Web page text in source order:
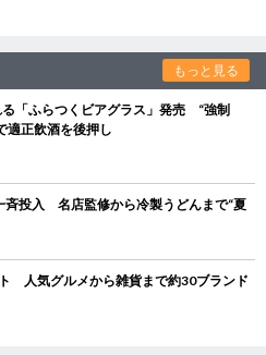
もっと見る
る「ふらつくビアグラス」発売 “強制
適正飲酒を後押し
斉投入 名店監修から冷製うどんまで“夏
人気グルメから雑貨まで約30ブランド